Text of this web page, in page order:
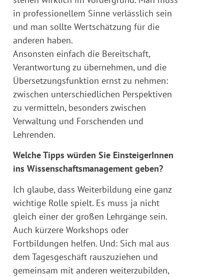
in professionellem Sinne verlässlich sein
und man sollte Wertschätzung für die
anderen haben.
Ansonsten einfach die Bereitschaft,
Verantwortung zu übernehmen, und die
Übersetzungsfunktion ernst zu nehmen:
zwischen unterschiedlichen Perspektiven
zu vermitteln, besonders zwischen
Verwaltung und Forschenden und
Lehrenden.
Welche Tipps würden Sie EinsteigerInnen
ins Wissenschaftsmanagement geben?
Ich glaube, dass Weiterbildung eine ganz
wichtige Rolle spielt. Es muss ja nicht
gleich einer der großen Lehrgänge sein.
Auch kürzere Workshops oder
Fortbildungen helfen. Und: Sich mal aus
dem Tagesgeschäft rauszuziehen und
gemeinsam mit anderen weiterzubilden,